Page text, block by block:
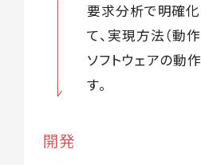
要求分析で明確
て、実現方法（動
ソフトウェアの動
す。
開発